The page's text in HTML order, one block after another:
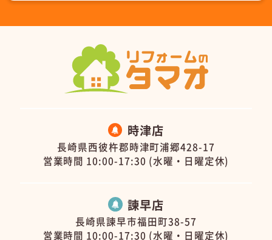
時津店
長崎県西彼杵郡時津町浦郷428-17
営業時間 10:00-17:30 (水曜・日曜定休)
諫早店
長崎県諫早市福田町38-57
営業時間 10:00-17:30 (水曜・日曜定休)